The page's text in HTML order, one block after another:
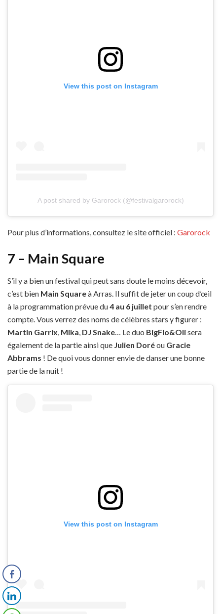
View this post on Instagram
A post shared by Garorock (@festivalgarorock)
Pour plus d’informations, consultez le site officiel : Garorock
7 – Main Square
S’il y a bien un festival qui peut sans doute le moins décevoir,
c’est bien Main Squareà Arras. Il suffit de jeter un coup d’œil
à la programmation prévue du4 au 6 juillet pour s’en rendre
compte. Vous verrez des noms de célèbres stars y figurer :
Martin Garrix, Mika, DJ Snake… Le duo BigFlo&Olisera
également de la partie ainsi que Julien Doréou Gracie
Abbrams ! De quoi vous donner envie de danser une bonne
partie de la nuit !
View this post on Instagram